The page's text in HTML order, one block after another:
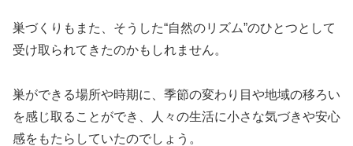
巣づくりもまた、そうした“自然のリズム”のひとつとして
受け取られてきたのかもしれません。
巣ができる場所や時期に、季節の変わり目や地域の移ろい
を感じ取ることができ、人々の生活に小さな気づきや安心
感をもたらしていたのでしょう。